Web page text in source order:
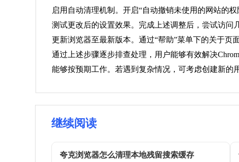
启用自动清理机制。开启“自动撤销未使用的网站的
测试更改后的设置效果。完成上述调整后，尝试访问
更新浏览器至最新版本。通过“帮助”菜单下的关于页
通过上述步骤逐步排查处理，用户能够有效解决
能够按预期工作。若遇到复杂情况，可考虑创建新的
继续阅读
夸克浏览器怎么清理本地残留搜索缓存